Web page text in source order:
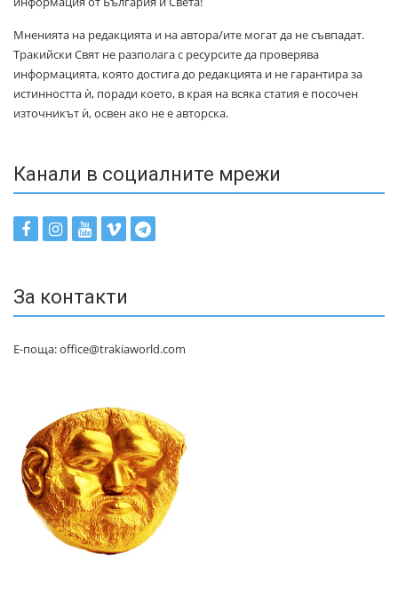
Мненията на редакцията и на автора/ите могат да не съвпадат.
Тракийски Свят не разполага с ресурсите да проверява
информацията, която достига до редакцията и не гарантира за
истинността ѝ, поради което, в края на всяка статия е посочен
източникът ѝ, освен ако не е авторска.
Канали в социалните мрежи
За контакти
Е-поща: office@trakiaworld.com